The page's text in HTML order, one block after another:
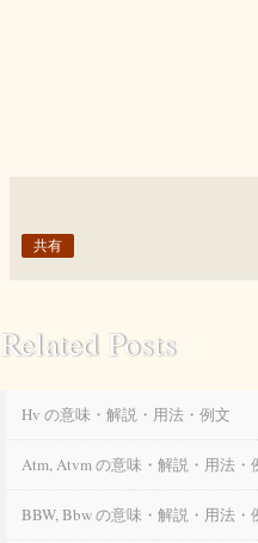
共有
Related Posts
Hv の意味・解説・用法・例文
Atm, Atvm の意味・解説・用法・
BBW, Bbw の意味・解説・用法・